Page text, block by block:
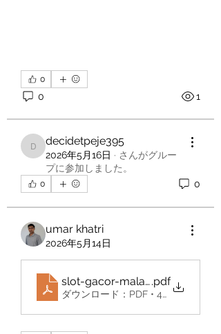
0
0 1
decidetpeje395
decidetpeje395
2026年5月16日 · さんがグルー
プに参加しました。
0 0
umar khatri
2026年5月14日
slot-gacor-malam-Ini
.pdf
ダウンロード：PDF • 400KB